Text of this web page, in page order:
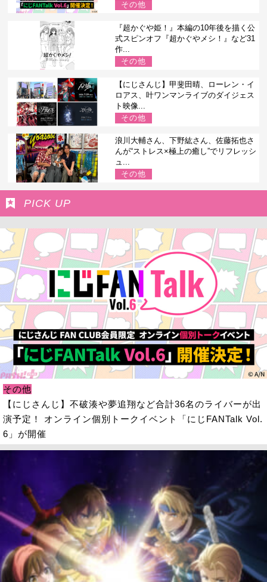
その他
『超かぐや姫！』本編の10年後を描く公
式スピンオフ『超かぐやメシ！』など31
作...
その他
【にじさんじ】甲斐田晴、ローレン・イ
ロアス、叶ワンマンライブのダイジェス
ト映像...
その他
浪川大輔さん、下野紘さん、佐藤拓也さ
んが“ストレス×極上の癒し”でリフレッシ
ュ...
その他
PICK UP
その他
【にじさんじ】不破湊や夢追翔など合計36名のライバーが出
演予定！ オンライン個別トークイベント「にじFANTalk Vol.
6」が開催